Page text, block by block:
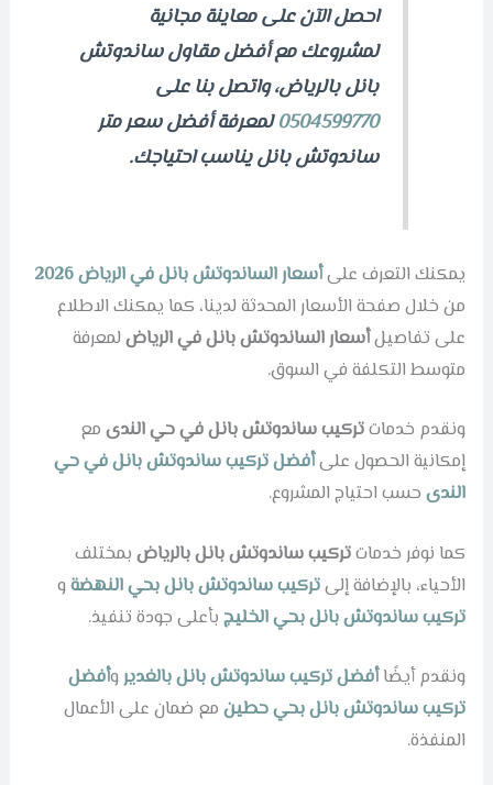
احصل الآن على معاينة مجانية
لمشروعك مع أفضل مقاول ساندوتش
بانل بالرياض، واتصل بنا على
0504599770لمعرفة أفضل سعر متر
ساندوتش بانل يناسب احتياجك.
يمكنك التعرف علىأسعار الساندوتش بانل في الرياض 2026
من خلال صفحة الأسعار المحدثة لدينا، كما يمكنك الاطلاع
على تفاصيلأسعار الساندوتش بانل في الرياضلمعرفة
متوسط التكلفة في السوق.
ونقدم خدماتتركيب ساندوتش بانل في حي الندىمع
إمكانية الحصول علىأفضل تركيب ساندوتش بانل في حي
الندىحسب احتياج المشروع.
كما نوفر خدماتتركيب ساندوتش بانل بالرياضبمختلف
الأحياء، بالإضافة إلىتركيب ساندوتش بانل بحي النهضةو
تركيب ساندوتش بانل بحي الخليجبأعلى جودة تنفيذ.
ونقدم أيضًاأفضل تركيب ساندوتش بانل بالغديروأفضل
تركيب ساندوتش بانل بحي حطينمع ضمان على الأعمال
المنفذة.